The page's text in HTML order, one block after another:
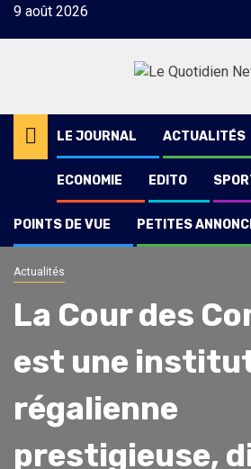
Skip9 août 2026
LE JOURNAL ACTUALITÉS
ECONOMIE EDITO
POINTS DE VUE PETITES
Actualités
La Cour des
est une
régalienne
prestigieuse,